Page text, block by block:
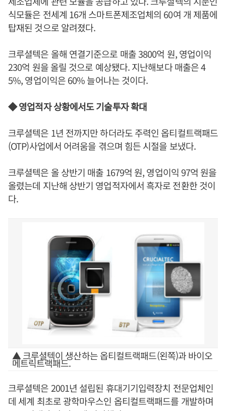
식모듈은 전세계 16개 스마트폰제조업체의 60여 개 제품에
탑재된 것으로 알려졌다.
크루셜텍은 올해 연결기준으로 매출 3800억 원, 영업이익
230억 원을 올릴 것으로 예상됐다. 지난해보다 매출은 4
5%, 영업이익은 60% 늘어나는 것이다.
◆ 영업적자 상황에서도 기술투자 확대
크루셜텍은 1년 전까지만 하더라도 주력인 옵티컬트랙패드
(OTP)사업에서 어려움을 겪으며 힘든 시절을 보냈다.
크루셜텍은 올 상반기 매출 1679억 원, 영업이익 97억 원을
올렸는데 지난해 상반기 영업적자에서 흑자로 전환한 것이
다.
▲ 크루셜텍이 생산하는 옵티컬트랙패드(왼쪽)과 바이오
메트릭트랙패드.
크루셜텍은 2001년 설립된 휴대기기입력장치 전문업체인
데 세계 최초로 광학마우스인 옵티컬트랙패드를 개발하며